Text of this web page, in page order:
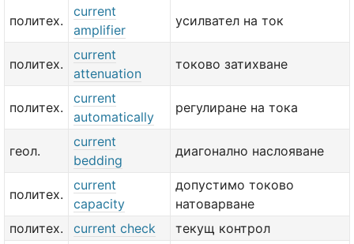
политех.
current
amplifier
усилвател на ток
политех.
current
attenuation
токово затихване
политех.
current
automatically
регулиране на тока
геол.
current
bedding
диагонално наслояване
политех.
current
capacity
допустимо токово
натоварване
политех.
current check текущ контрол